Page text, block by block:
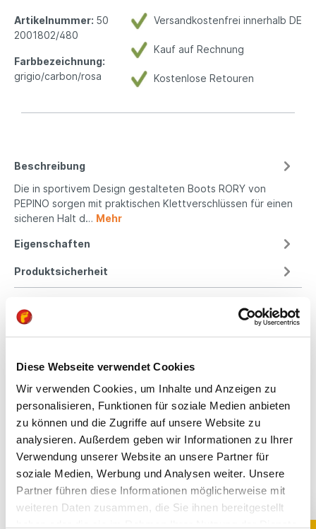
Diese Webseite verwendet Cookies
Wir verwenden Cookies, um Inhalte und Anzeigen zu
personalisieren, Funktionen für soziale Medien anbieten
zu können und die Zugriffe auf unsere Website zu
analysieren. Außerdem geben wir Informationen zu Ihrer
Verwendung unserer Website an unsere Partner für
soziale Medien, Werbung und Analysen weiter. Unsere
Partner führen diese Informationen möglicherweise mit
weiteren Daten zusammen, die Sie ihnen bereitgestellt
Versandkostenfrei innerhalb DE
Kauf auf Rechnung
Kostenlose Retouren
Artikelnummer: 50
2001802/480
Farbbezeichnung:
grigio/carbon/rosa
Beschreibung
Die in sportivem Design gestalteten Boots RORY von
PEPINO sorgen mit praktischen Klettverschlüssen für einen
sicheren Halt d… Mehr
Eigenschaften
Produktsicherheit
Passform
All unsere Schuhe sind
auf die Bedürfnisse
von Kindern
ausgerichtet. Sie
bieten optimalen Halt,
fördern die natürliche
Fußentwicklung und
sind aus